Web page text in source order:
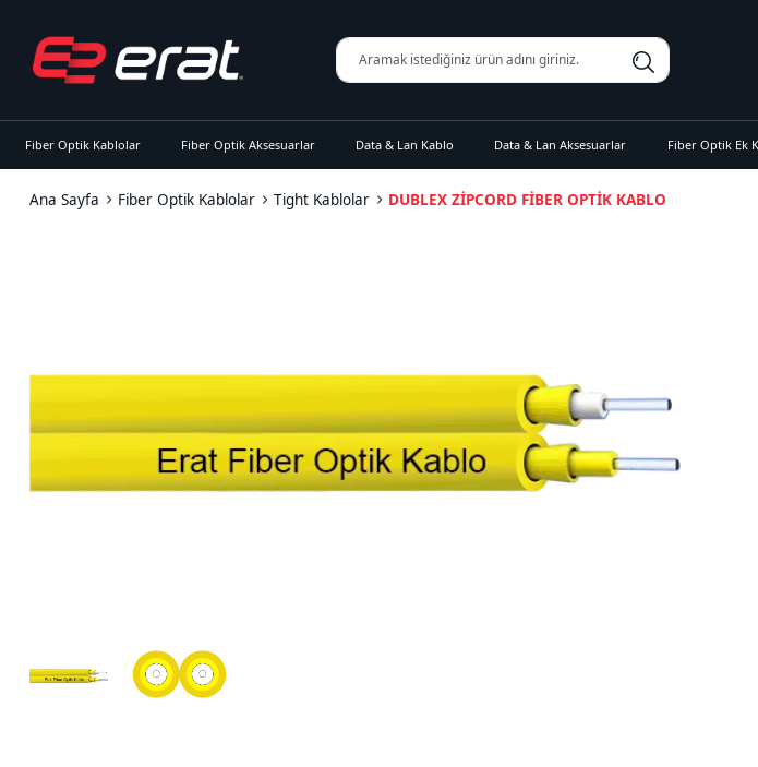
Fiber Optik Kablolar Fiber Optik Aksesuarlar Data & Lan Kablo Data & Lan Aksesuarlar Fiber Optik Ek
Ana Sayfa Fiber Optik Kablolar Tight Kablolar DUBLEX ZİPCORD FİBER OPTİK KABLO